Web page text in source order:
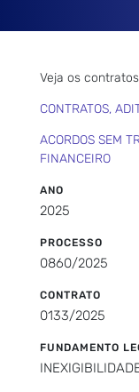
Veja os
CONTRATOS,
ACORDOS SEM
FINANCEIRO
ANO
2025
PROCESSO
0860/2025
CONTRATO
0133/2025
FUNDAMENTO